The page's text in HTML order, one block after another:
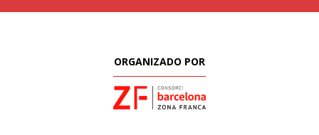
ORGANIZADO POR